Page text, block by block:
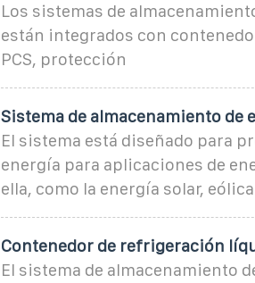
Los sistemas de
están integrados con
PCS, protección
Sistema de almacenamiento de
El sistema está diseñado para
energía para aplicaciones de
ella, como la energía solar, eólica
Contenedor de refrigeración
El sistema de almacenamiento